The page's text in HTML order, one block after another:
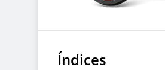
Índices